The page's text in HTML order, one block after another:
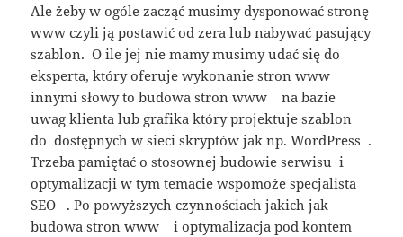
Ale żeby w ogóle zacząć musimy dysponować stronę
www czyli ją postawić od zera lub nabywać pasujący
szablon. O ile jej nie mamy musimy udać się do
eksperta, który oferuje wykonanie stron www
innymi słowy to budowa stron www na bazie
uwag klienta lub grafika który projektuje szablon
do dostępnych w sieci skryptów jak np. WordPress .
Trzeba pamiętać o stosownej budowie serwisu i
optymalizacji w tym temacie wspomoże specjalista
SEO . Po powyższych czynnościach jakich jak
budowa stron www i optymalizacja pod kontem